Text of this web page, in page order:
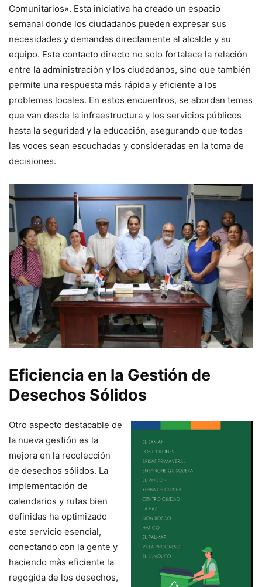
Comunitarios». Esta iniciativa ha creado un espacio
semanal donde los ciudadanos pueden expresar sus
necesidades y demandas directamente al alcalde y su
equipo. Este contacto directo no solo fortalece la relación
entre la administración y los ciudadanos, sino que también
permite una respuesta más rápida y eficiente a los
problemas locales. En estos encuentros, se abordan temas
que van desde la infraestructura y los servicios públicos
hasta la seguridad y la educación, asegurando que todas
las voces sean escuchadas y consideradas en la toma de
decisiones.
Eficiencia en la Gestión de
Desechos Sólidos
Otro aspecto destacable de
la nueva gestión es la
mejora en la recolección
de desechos sólidos. La
implementación de
calendarios y rutas bien
definidas ha optimizado
este servicio esencial,
conectando con la gente y
haciendo màs eficiente la
regogida de los desechos,